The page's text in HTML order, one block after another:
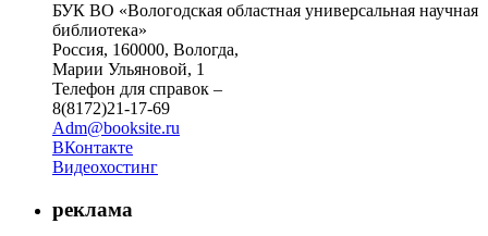
БУК ВО «Вологодская областная универсальная научная
библиотека»
Россия, 160000, Вологда,
Марии Ульяновой, 1
Телефон для справок –
8(8172)21-17-69
Adm@booksite.ru
ВКонтакте
Видеохостинг
реклама